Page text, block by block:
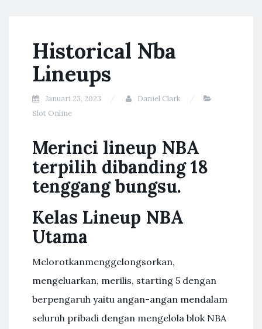
Historical Nba
Lineups
Januari 23, 2023
Daniel Clark
Slot Online
Merinci lineup NBA
terpilih dibanding 18
tenggang bungsu.
Kelas Lineup NBA
Utama
Melorotkanmenggelongsorkan,
mengeluarkan, merilis, starting 5 dengan
berpengaruh yaitu angan-angan mendalam
seluruh pribadi dengan mengelola blok NBA